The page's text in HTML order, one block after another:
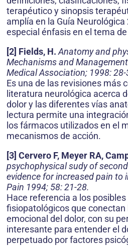
terapéutico y sinopsis
amplía en la Guía
especial énfasis en el tema
[2] Fields, H. Anatomy and
Mechanisms and
Medical Association; 1998: 28-
Es una de las revisiones más
literatura neurológica acerca
dolor y las diferentes vías
lectura permite una
los fármacos utilizados en el
mecanismos de acción.
[3] Cervero F, Meyer RA,
psychophysical sudy of
evidence for increased pain to
Pain 1994; 58: 21-28.
Hace referencia a los
fisiopatológicos que conectan
emocional del dolor, con su
interesante para entender el
perpetuado por factores